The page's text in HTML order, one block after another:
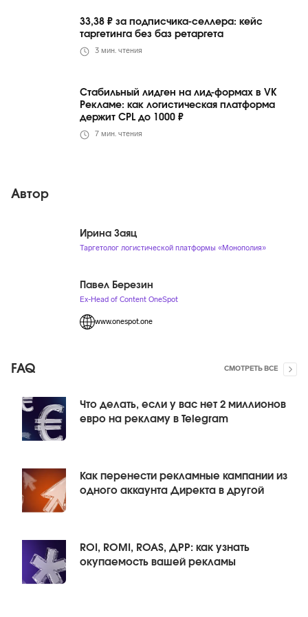
33,38 ₽ за подписчика-селлера: кейс
таргетинга без баз ретаргета
3 мин. чтения
Стабильный лидген на лид-формах в VK
Рекламе: как логистическая платформа
держит CPL до 1000 ₽
7 мин. чтения
Автор
Ирина Заяц
Таргетолог логистической платформы «Монополия»
Павел Березин
Ex-Head of Content OneSpot
www.onespot.one
FAQ СМОТРЕТЬ ВСЕ
Что делать, если у вас нет 2 миллионов
евро на рекламу в Telegram
Как перенести рекламные кампании из
одного аккаунта Директа в другой
ROI, ROMI, ROAS, ДРР: как узнать
окупаемость вашей рекламы